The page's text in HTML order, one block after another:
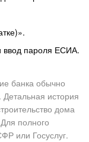
ввод пароля ЕСИА.
банка обычно
Детальная история
дома
полного
или Госуслуг.